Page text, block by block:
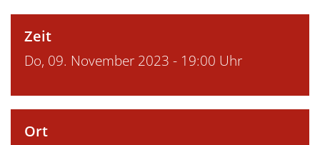
Zeit
Do, 09. November 2023 - 19:00 Uhr
Ort